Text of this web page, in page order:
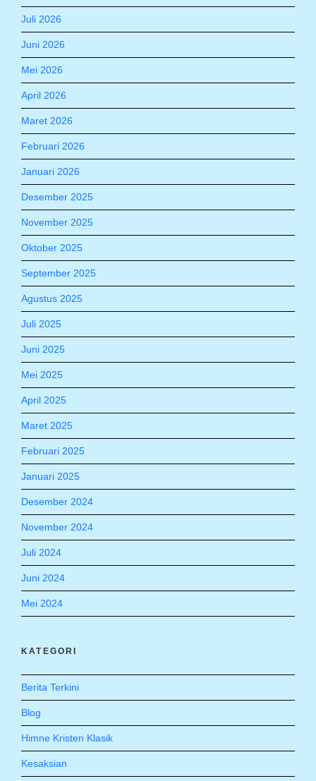
Juli 2026
Juni 2026
Mei 2026
April 2026
Maret 2026
Februari 2026
Januari 2026
Desember 2025
November 2025
Oktober 2025
September 2025
Agustus 2025
Juli 2025
Juni 2025
Mei 2025
April 2025
Maret 2025
Februari 2025
Januari 2025
Desember 2024
November 2024
Juli 2024
Juni 2024
Mei 2024
KATEGORI
Berita Terkini
Blog
Himne Kristen Klasik
Kesaksian